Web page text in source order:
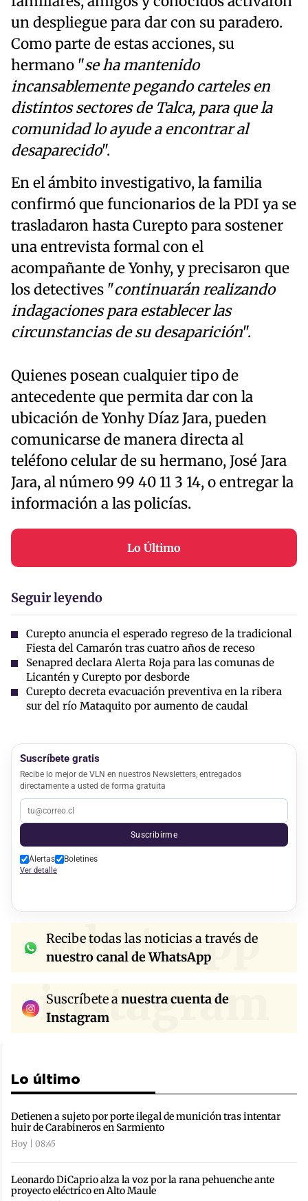
un despliegue para dar con su paradero.
Como parte de estas acciones, su
hermano "se ha mantenido
incansablemente pegando carteles en
distintos sectores de Talca, para que la
comunidad lo ayude a encontrar al
desaparecido".
En el ámbito investigativo, la familia
confirmó que funcionarios de la PDI ya se
trasladaron hasta Curepto para sostener
una entrevista formal con el
acompañante de Yonhy, y precisaron que
los detectives "continuarán realizando
indagaciones para establecer las
circunstancias de su desaparición".
Quienes posean cualquier tipo de
antecedente que permita dar con la
ubicación de Yonhy Díaz Jara, pueden
comunicarse de manera directa al
teléfono celular de su hermano, José Jara
Jara, al número 99 40 11 3 14, o entregar la
información a las policías.
Lo Último
Seguir leyendo
Curepto anuncia el esperado regreso de la tradicional
Fiesta del Camarón tras cuatro años de receso
Senapred declara Alerta Roja para las comunas de
Licantén y Curepto por desborde
Curepto decreta evacuación preventiva en la ribera
sur del río Mataquito por aumento de caudal
Suscríbete gratis
Recibe lo mejor de VLN en nuestros Newsletters, entregados
directamente a usted de forma gratuita
Suscribirme
Alertas Boletines
Ver detalle
whatsapp
Recibe todas las noticias a través de
nuestro canal de WhatsApp
instagram
Suscríbete anuestra cuenta de
Instagram
Lo último
Detienen a sujeto por porte ilegal de munición tras intentar
huir de Carabineros en Sarmiento
Hoy | 08:45
Leonardo DiCaprio alza la voz por la rana pehuenche ante
proyecto eléctrico en Alto Maule